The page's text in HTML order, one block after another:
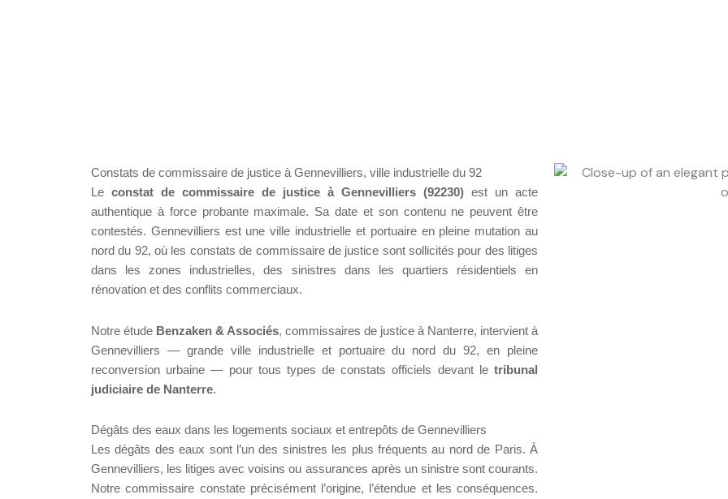
Constats de commissaire de justice à Gennevilliers, ville industrielle du 92
Le constat de commissaire de justice à Gennevilliers (92230) est un acte
authentique à force probante maximale. Sa date et son contenu ne peuvent être
contestés. Gennevilliers est une ville industrielle et portuaire en pleine mutation au
nord du 92, où les constats de commissaire de justice sont sollicités pour des litiges
dans les zones industrielles, des sinistres dans les quartiers résidentiels en
rénovation et des conflits commerciaux.
Notre étude Benzaken & Associés, commissaires de justice à Nanterre, intervient à
Gennevilliers — grande ville industrielle et portuaire du nord du 92, en pleine
reconversion urbaine — pour tous types de constats officiels devant le tribunal
judiciaire de Nanterre.
Dégâts des eaux dans les logements sociaux et entrepôts de Gennevilliers
Les dégâts des eaux sont l’un des sinistres les plus fréquents au nord de Paris. À
Gennevilliers, les litiges avec voisins ou assurances après un sinistre sont courants.
Notre commissaire constate précisément l’origine, l’étendue et les conséquences.